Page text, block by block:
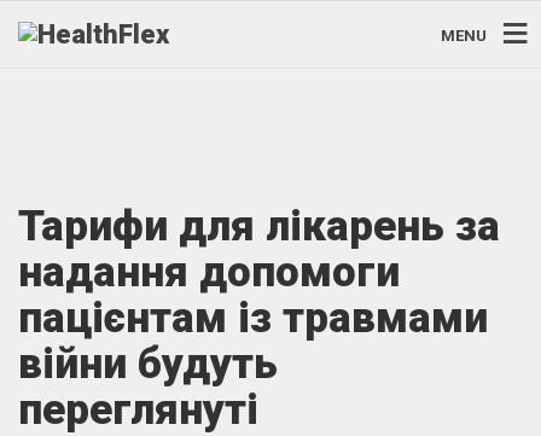
MENU
Тарифи для лікарень за
надання допомоги
пацієнтам із травмами
війни будуть
переглянуті